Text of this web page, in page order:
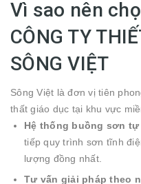
Vì sao nên
CÔNG TY
SÔNG VIỆT
Sông Việt là đơn vị tiên
thất giáo dục tại khu vực
Hệ thống buồng sơn
tiếp quy trình sơn tĩnh
lượng đồng nhất.
Tư vấn giải pháp theo